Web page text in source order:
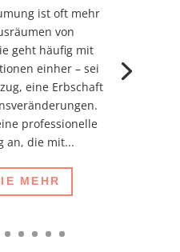
ist oft mehr
von
geht häufig mit
einher – sei
eine Erbschaft
professionelle
an, die mit...
MEHR